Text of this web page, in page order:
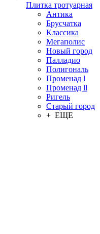
Плитка тротуарная
Антика
Брусчатка
Классика
Мегаполис
Новый город
Палладио
Полигональ
Променад l
Променад ll
Ригель
Старый город
+ ЕЩЕ